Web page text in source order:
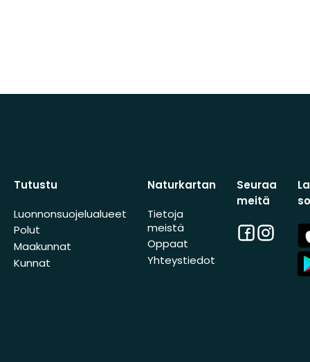
Tutustu
Luonnonsuojelualueet
Polut
Maakunnat
Kunnat
Naturkartan
Tietoja
meistä
Oppaat
Yhteystiedot
Seuraa
meitä
Facebook